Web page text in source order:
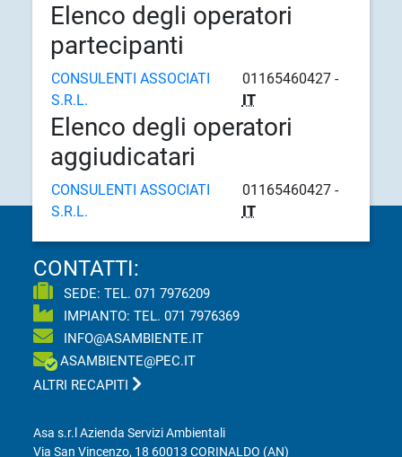
Elenco degli operatori
partecipanti
CONSULENTI ASSOCIATI
S.R.L.
01165460427 -
IT
Elenco degli operatori
aggiudicatari
CONSULENTI ASSOCIATI
S.R.L.
01165460427 -
IT
CONTATTI:
SEDE: TEL.071 7976209
IMPIANTO: TEL.071 7976369
INFO@ASAMBIENTE.IT
ASAMBIENTE@PEC.IT
ALTRI RECAPITI
Asa s.r.l Azienda Servizi Ambientali
Via San Vincenzo, 18 60013 CORINALDO (AN)